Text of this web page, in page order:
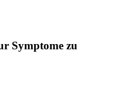
Symptome zu